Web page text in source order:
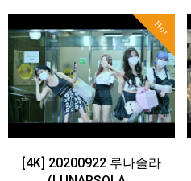
Hot
[4K] 20200922 루나솔라